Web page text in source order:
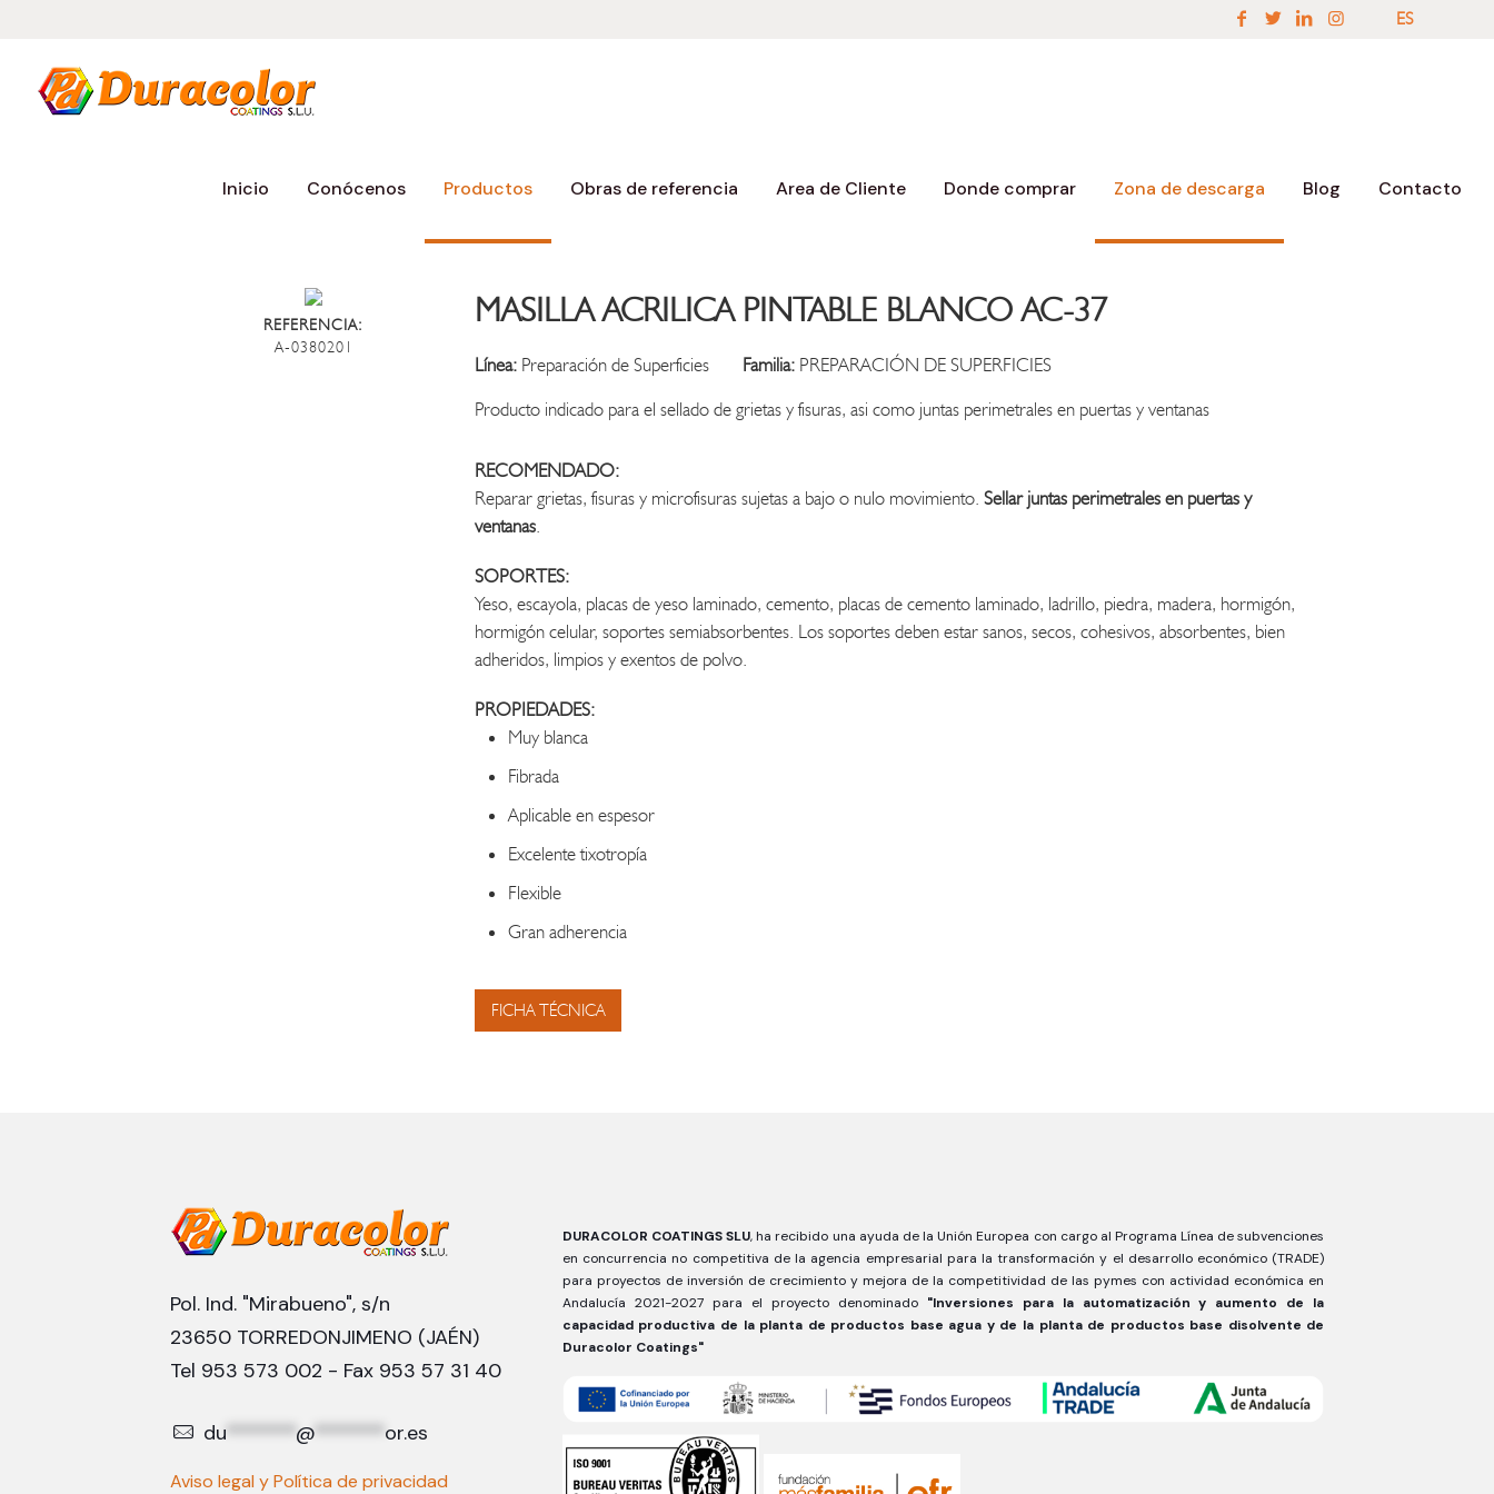
ES
Inicio Conócenos Productos Obras de referencia Area de Cliente Donde comprar Zona de descarga Blog Contacto
REFERENCIA:
A-0380201
MASILLA ACRILICA PINTABLE BLANCO AC-37
Línea: Preparación de Superficies Familia: PREPARACIÓN DE SUPERFICIES
Producto indicado para el sellado de grietas y fisuras, asi como juntas perimetrales en puertas y ventanas
RECOMENDADO:
Reparar grietas, fisuras y microfisuras sujetas a bajo o nulo movimiento.Sellar juntas perimetrales en puertas y
ventanas.
SOPORTES:
Yeso, escayola, placas de yeso laminado, cemento, placas de cemento laminado, ladrillo, piedra, madera, hormigón,
hormigón celular, soportes semiabsorbentes. Los soportes deben estar sanos, secos, cohesivos, absorbentes, bien
adheridos, limpios y exentos de polvo.
PROPIEDADES:
Muy blanca
Fibrada
Aplicable en espesor
Excelente tixotropía
Flexible
Gran adherencia
FICHA TÉCNICA
Pol. Ind. "Mirabueno", s/n
23650 TORREDONJIMENO (JAÉN)
Tel 953 573 002 - Fax 953 57 31 40
du*******@*******or.es
Aviso legal y Política de privacidad
DURACOLOR COATINGS SLU, ha recibido una ayuda de la Unión Europea con cargo al Programa Línea de subvenciones
en concurrencia no competitiva de la agencia empresarial para la transformación y el desarrollo económico (TRADE)
para proyectos de inversión de crecimiento y mejora de la competitividad de las pymes con actividad económica en
Andalucía 2021-2027 para el proyecto denominado "Inversiones para la automatización y aumento de la
capacidad productiva de la planta de productos base agua y de la planta de productos base disolvente de
Duracolor Coatings"